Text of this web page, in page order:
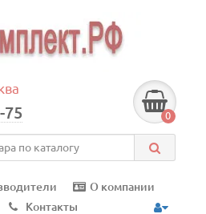
75 0
О компании
Контакты